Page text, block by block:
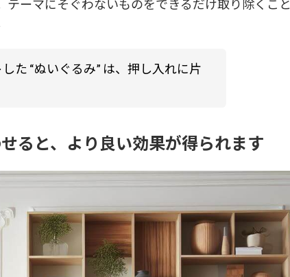
テーマにそぐわないものをできるだけ取り除くこと
た “ぬいぐるみ” は、押し入れに片
ると、より良い効果が得られます